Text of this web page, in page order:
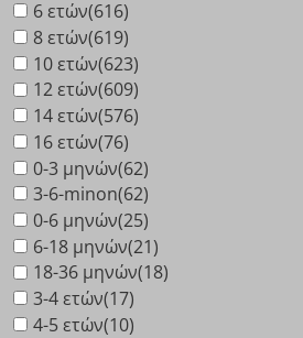
6 ετών(616)
8 ετών(619)
10 ετών(623)
12 ετών(609)
14 ετών(576)
16 ετών(76)
0-3 μηνών(62)
3-6-minon(62)
0-6 μηνών(25)
6-18 μηνών(21)
18-36 μηνών(18)
3-4 ετών(17)
4-5 ετών(10)